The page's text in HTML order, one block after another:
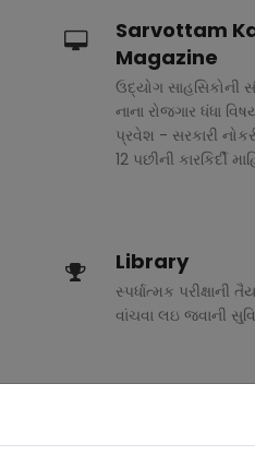
Sarvottam
Magazine
ઉદ્યોગ સાહસિકોની
નાના રોજગાર ધંધા
પ્રવેશ - સરકારી
12 પછીની કારકિર્દી
Library
સ્પર્ધાત્મક પરીક્ષાની
વાંચવા લઇ જવાની
Competitive